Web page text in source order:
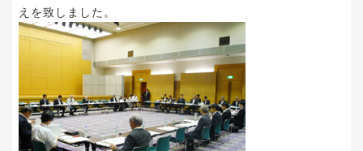
えを致しました。